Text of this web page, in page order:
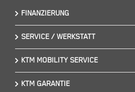
FINANZIERUNG
SERVICE / WERKSTATT
KTM MOBILITY SERVICE
KTM GARANTIE